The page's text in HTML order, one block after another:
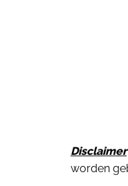
Disclaimer
worden